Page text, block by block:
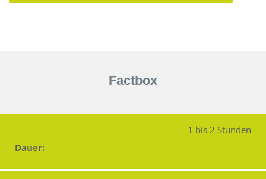
Factbox
Dauer:
1 bis 2 Stunden